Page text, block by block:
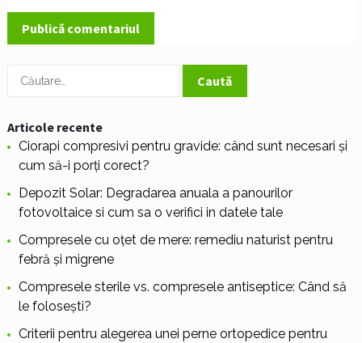
Caută
Articole recente
Ciorapi compresivi pentru gravide: când sunt necesari și
cum să-i porți corect?
Depozit Solar: Degradarea anuala a panourilor
fotovoltaice si cum sa o verifici in datele tale
Compresele cu oțet de mere: remediu naturist pentru
febră și migrene
Compresele sterile vs. compresele antiseptice: Când să
le folosești?
Criterii pentru alegerea unei perne ortopedice pentru